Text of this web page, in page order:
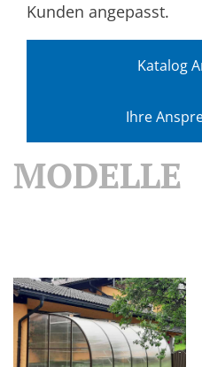
Kunden angepasst.
Katalog
Ihre
MODELLE